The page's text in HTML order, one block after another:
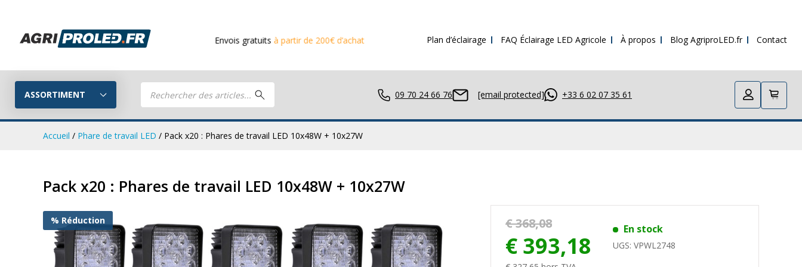
Envois gratuitsà partir de 200€ d’achat Plan d’éclairage FAQ Éclairage LED Agricole À propos Blog AgriproLED.fr Contact
ASSORTIMENT
Recherche
produits
09 70 24 66 76 [email protected] +33 6 02 07 35 61
Guide LED
Composez votre propre kit LED
Phares de travail LED
CRAWER
Phares de travail LED Kits remorque LED
Accueil / Phare de travail LED / Pack x20 : Phares de travail LED 10x48W + 10x27W
Pack x20 : Phares de travail LED 10x48W + 10x27W
% Réduction € 368,08
€ 393,18
En stock
UGS: VPWL2748